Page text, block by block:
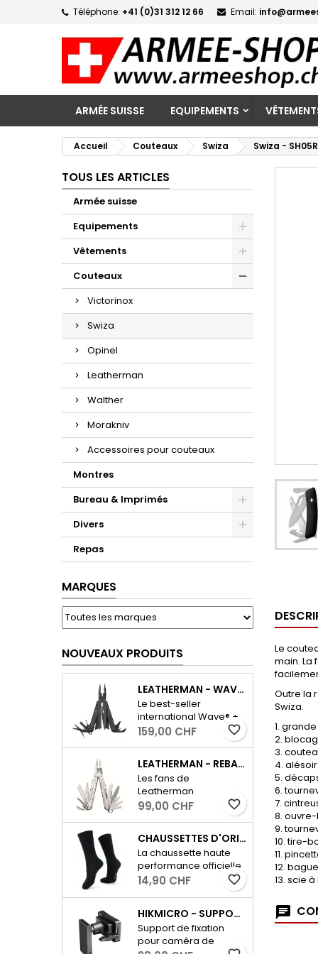
Téléphone: +41 (0)31 312 12 66 Email:
ARMÉE SUISSE EQUIPEMENTS
Accueil Couteaux Swiza Swiza -
TOUS LES ARTICLES
Armée suisse
Equipements
Vêtements
Couteaux
Victorinox
Swiza
Opinel
Leatherman
Walther
Morakniv
Accessoires pour couteaux
Montres
Bureau & Imprimés
Divers
Repas
MARQUES
NOUVEAUX PRODUITS
LEATHERMAN - WAVE PLUS AVEC ÉTUI - NOIR
Le best-seller
international Wave® +
dispose de tous les
outils essentiels pour le
d'un coupe-fil
interchangeable et
résistant. - Outils
verrouillables-
Fonctions extérieures
Largeur : 3.05
cmLongueur fermée :
10 cmPoids : 241 g
159,00 CHF favorite_border
LEATHERMAN - REBAR - ARGENT
Les fans de
Leatherman
reconnaîtront
immédiatement, dans
forme compacte
emblématique et le
design biseauté du
Super Tool 300 et du
conçu sur mesure pour
devenir l'outil préféré
de chacun, vient
99,00 CHF favorite_border
CHAUSSETTES D'ORIGINE DE L'ARMÉE SUISSE 19 - ÉDITION D'HIVER
La chaussette haute
performance officielle
de l'armée suisse pour
Rohner AG pour une
performance
maximale et des pieds
14,90 CHF favorite_border
HIKMICRO - SUPPORT DE CAMÉRA T16
Support de fixation
pour caméra de
Le
main.
Outre la
Swiza.
1.
2.
3.
4.
5.
6.
7.
8.
9.
10. tire-
11.
12. bague
13. scie
add_circle_outline